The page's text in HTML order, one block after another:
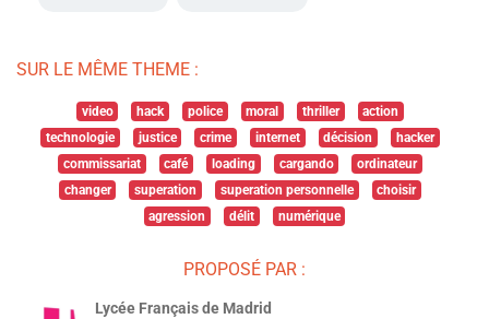
SUR LE MÊME THEME :
video hack police moral thriller
action
technologie
justice crime internet décision
hacker
commissariat
café loading cargando
ordinateur
changer
superation superation personnelle
choisir
agression
délit numérique
PROPOSÉ PAR :
Lycée Français de Madrid